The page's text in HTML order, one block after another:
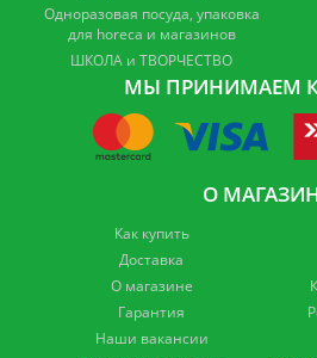
Одноразовая посуда, упаковка
для horeca и магазинов
ШКОЛА и ТВОРЧЕСТВО
МЫ ПРИНИМАЕМ К
О
Как купить
Доставка
О магазине
Гарантия
Наши вакансии